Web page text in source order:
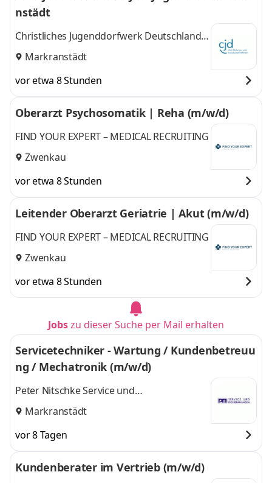
nstädt
Christliches Jugenddorfwerk Deutschlands
gemeinnütziger e.V. (CJD)
Markranstädt
vor etwa 8 Stunden
Oberarzt Psychosomatik | Reha (m/w/d)
FIND YOUR EXPERT – MEDICAL RECRUITING
Zwenkau
vor etwa 8 Stunden
Leitender Oberarzt Geriatrie | Akut (m/w/d)
FIND YOUR EXPERT – MEDICAL RECRUITING
Zwenkau
vor etwa 8 Stunden
Jobszu dieser Suche per Mail erhalten
Servicetechniker - Wartung / Kundenbetreuu
ng / Mechatronik (m/w/d)
Peter Nitschke Service und
Dosieranlagentechnik GmbH
Markranstädt
vor 8 Tagen
Kundenberater im Vertrieb (m/w/d)